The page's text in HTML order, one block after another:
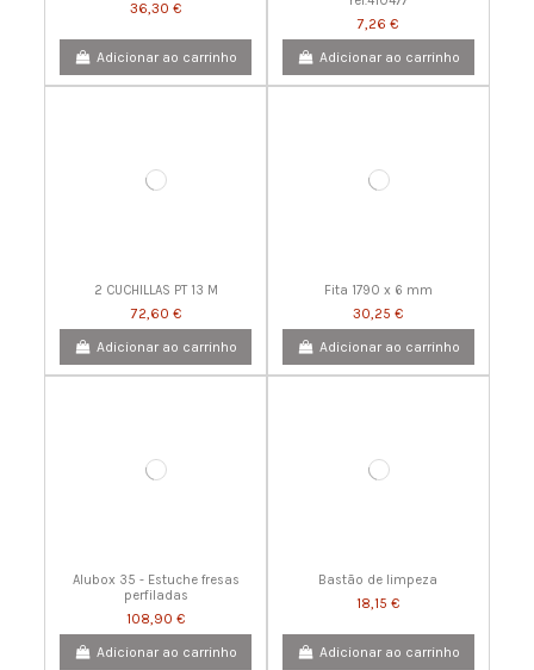
36,30 €
Adicionar ao carrinho
7,26 €
Adicionar ao carrinho
2 CUCHILLAS PT 13 M
72,60 €
Adicionar ao carrinho
Fita 1790 x 6 mm
30,25 €
Adicionar ao carrinho
Alubox 35 - Estuche fresas
perfiladas
108,90 €
Adicionar ao carrinho
Bastão de limpeza
18,15 €
Adicionar ao carrinho